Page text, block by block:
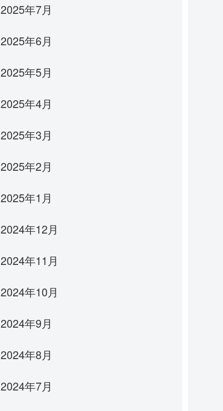
2025年7月
2025年6月
2025年5月
2025年4月
2025年3月
2025年2月
2025年1月
2024年12月
2024年11月
2024年10月
2024年9月
2024年8月
2024年7月